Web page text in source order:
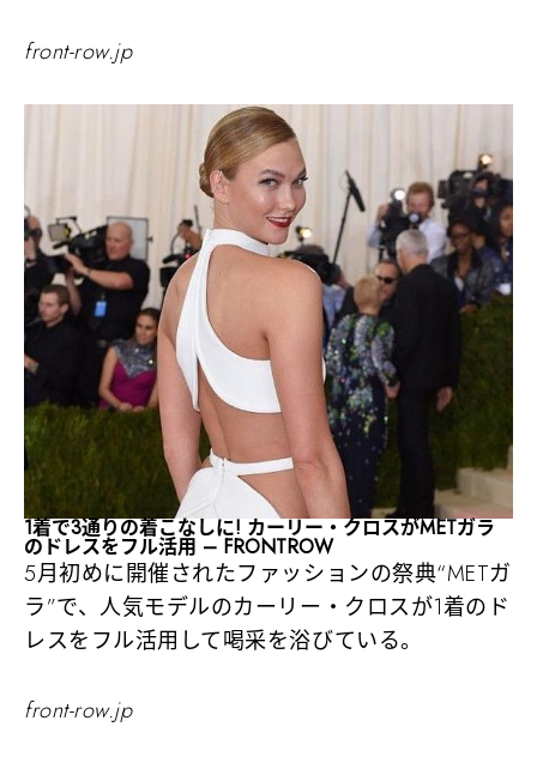
front-row.jp
1着で3通りの着こなしに! カーリー・クロスがMETガラ
のドレスをフル活用 – FRONTROW
5月初めに開催されたファッションの祭典“METガ
ラ”で、人気モデルのカーリー・クロスが1着のド
レスをフル活用して喝采を浴びている。
front-row.jp